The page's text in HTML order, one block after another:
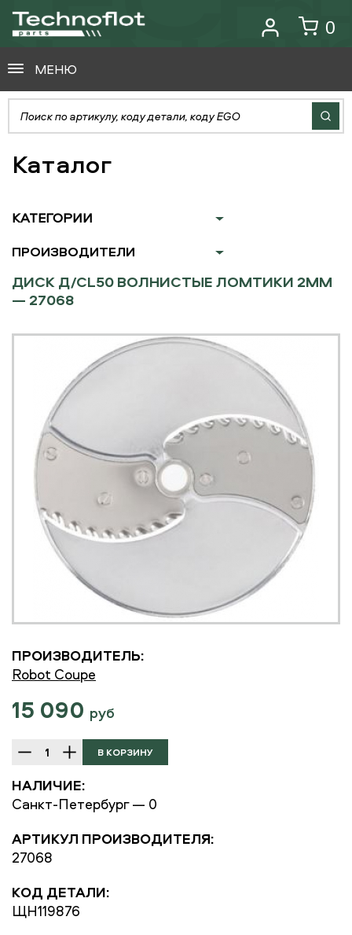
0
МЕНЮ
Каталог
КАТЕГОРИИ
ПРОИЗВОДИТЕЛИ
ДИСК Д/CL50 ВОЛНИСТЫЕ ЛОМТИКИ 2ММ
— 27068
ПРОИЗВОДИТЕЛЬ:
Robot Coupe
15 090 руб
НАЛИЧИЕ:
Санкт-Петербург — 0
АРТИКУЛ ПРОИЗВОДИТЕЛЯ:
27068
КОД ДЕТАЛИ:
ЩН119876